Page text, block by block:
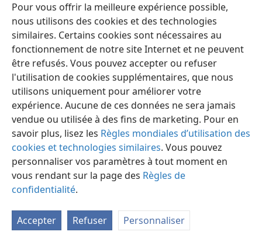
Pour vous offrir la meilleure expérience possible,
nous utilisons des cookies et des technologies
similaires. Certains cookies sont nécessaires au
fonctionnement de notre site Internet et ne peuvent
être refusés. Vous pouvez accepter ou refuser
l'utilisation de cookies supplémentaires, que nous
utilisons uniquement pour améliorer votre
expérience. Aucune de ces données ne sera jamais
vendue ou utilisée à des fins de marketing. Pour en
savoir plus, lisez les Règles mondiales d’utilisation des
cookies et technologies similaires. Vous pouvez
personnaliser vos paramètres à tout moment en
vous rendant sur la page des Règles de
confidentialité.
Accepter Refuser Personnaliser
Préférences
Copyright© 2026 Watch Tower Bible and Tract Society of Pennsylvania
Conditions d’utilisation
Règles de confidentialité
Paramètres de confidentialité
JW.ORG Se connecter